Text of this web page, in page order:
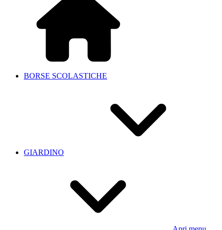
BORSE SCOLASTICHE
GIARDINO